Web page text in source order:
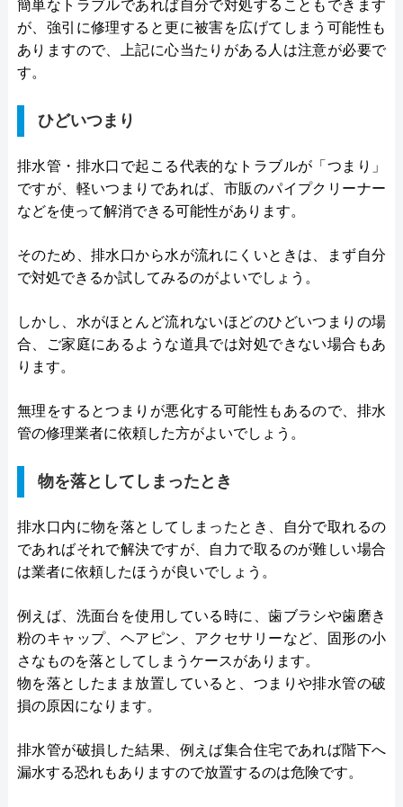
簡単なトラブルであれば自分で対処することもできます
が、強引に修理すると更に被害を広げてしまう可能性も
ありますので、上記に心当たりがある人は注意が必要で
す。
ひどいつまり
排水管・排水口で起こる代表的なトラブルが「つまり」
ですが、軽いつまりであれば、市販のパイプクリーナー
などを使って解消できる可能性があります。
そのため、排水口から水が流れにくいときは、まず自分
で対処できるか試してみるのがよいでしょう。
しかし、水がほとんど流れないほどのひどいつまりの場
合、ご家庭にあるような道具では対処できない場合もあ
ります。
無理をするとつまりが悪化する可能性もあるので、排水
管の修理業者に依頼した方がよいでしょう。
物を落としてしまったとき
排水口内に物を落としてしまったとき、自分で取れるの
であればそれで解決ですが、自力で取るのが難しい場合
は業者に依頼したほうが良いでしょう。
例えば、洗面台を使用している時に、歯ブラシや歯磨き
粉のキャップ、ヘアピン、アクセサリーなど、固形の小
さなものを落としてしまうケースがあります。
物を落としたまま放置していると、つまりや排水管の破
損の原因になります。
排水管が破損した結果、例えば集合住宅であれば階下へ
漏水する恐れもありますので放置するのは危険です。